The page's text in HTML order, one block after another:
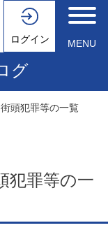
ログイン MENU
グ
頭犯罪等の一覧
犯罪等の一